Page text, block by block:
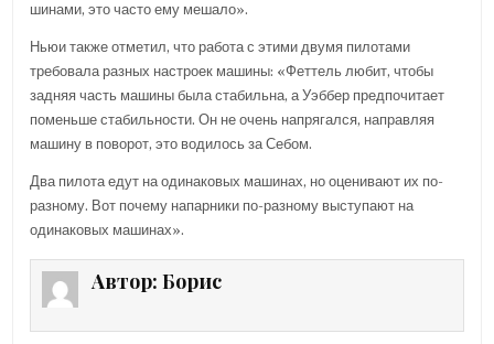
шинами, это часто ему мешало».
Ньюи также отметил, что работа с этими двумя пилотами
требовала разных настроек машины: «Феттель любит, чтобы
задняя часть машины была стабильна, а Уэббер предпочитает
поменьше стабильности. Он не очень напрягался, направляя
машину в поворот, это водилось за Себом.
Два пилота едут на одинаковых машинах, но оценивают их по-
разному. Вот почему напарники по-разному выступают на
одинаковых машинах».
Автор: Борис